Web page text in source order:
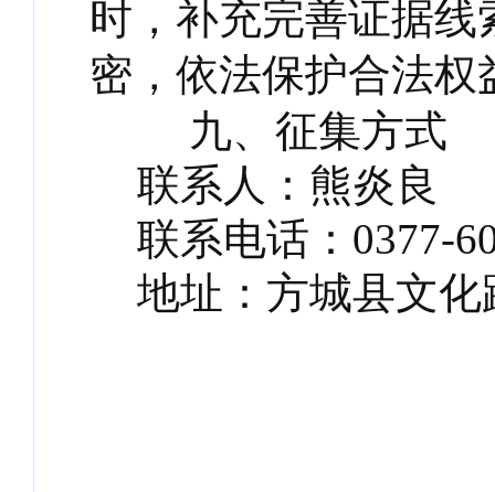
时，补充完善证据
密，依法保护合法权
九、征集方式
联系人：熊炎良
联系电话：0377-
地址：方城县文化